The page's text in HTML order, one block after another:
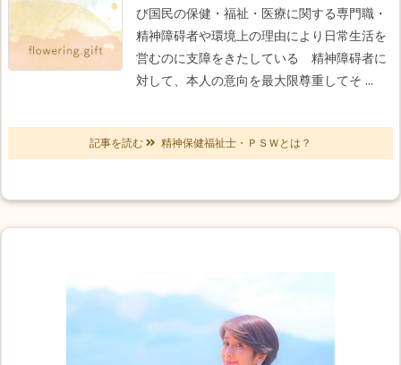
び国民の保健・福祉・医療に関する専門職 ・
精神障碍者や環境上の理由により日常生活を
営むのに支障をきたしている
精神障碍者に
対して、本人の意向を最大限尊重してそ ...
記事を読む 精神保健福祉士・ＰＳＷとは？